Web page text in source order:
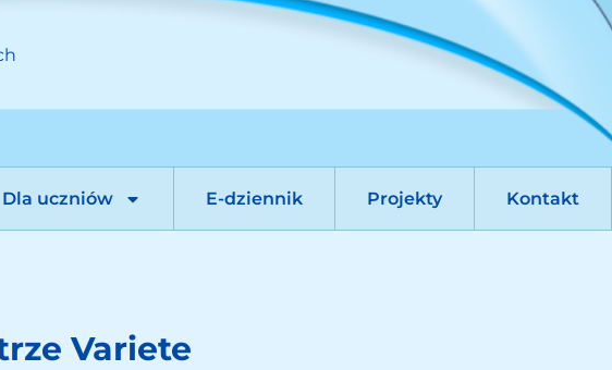
Dla uczniów E-dziennik Projekty Kontakt
Variete